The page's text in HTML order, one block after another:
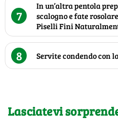
7
In un’altra pentola
scalogno e fate
Piselli Fini
8 Servite condendo con
Lasciatevi